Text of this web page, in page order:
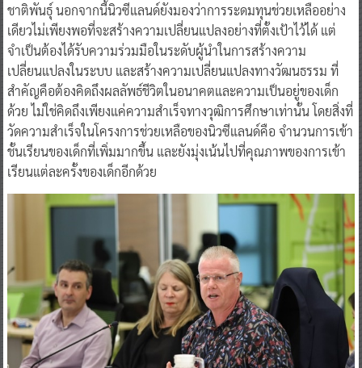
ชาติพันธุ์ นอกจากนี้นิวซีแลนด์ยังมองว่าการระดมทุนช่วยเหลืออย่าง
เดียวไม่เพียงพอที่จะสร้างความเปลี่ยนแปลงอย่างที่ตั้งเป้าไว้ได้ แต่
จำเป็นต้องได้รับความร่วมมือในระดับผู้นำในการสร้างความ
เปลี่ยนแปลงในระบบ และสร้างความเปลี่ยนแปลงทางวัฒนธรรม ที่
สำคัญคือต้องคิดถึงผลลัพธ์ชีวิตในอนาคตและความเป็นอยู่ของเด็ก
ด้วย ไม่ใช่คิดถึงเพียงแค่ความสำเร็จทางวุฒิการศึกษาเท่านั้น โดยสิ่งที่
วัดความสำเร็จในโครงการช่วยเหลือของนิวซีแลนด์คือ จำนวนการเข้า
ชั้นเรียนของเด็กที่เพิ่มมากขึ้น และยังมุ่งเน้นไปที่คุณภาพของการเข้า
เรียนแต่ละครั้งของเด็กอีกด้วย